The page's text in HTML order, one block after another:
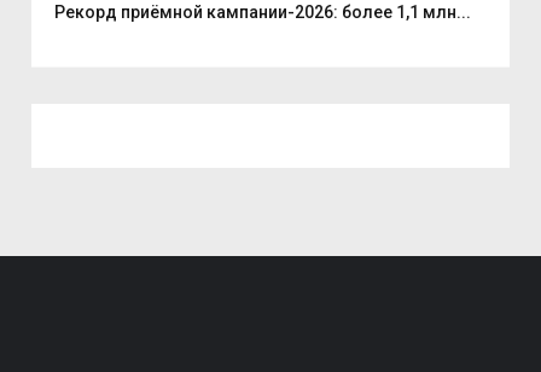
Рекорд приёмной кампании-2026: более 1,1 млн...